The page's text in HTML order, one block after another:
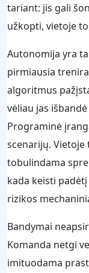
tariant: jis gali
užkopti, vietoje
Autonomija yra
pirmiausia
algoritmus
vėliau jas
Programinė
scenarijų.
tobulindama
kada keisti
rizikos
Bandymai
Komanda netgi
imituodama